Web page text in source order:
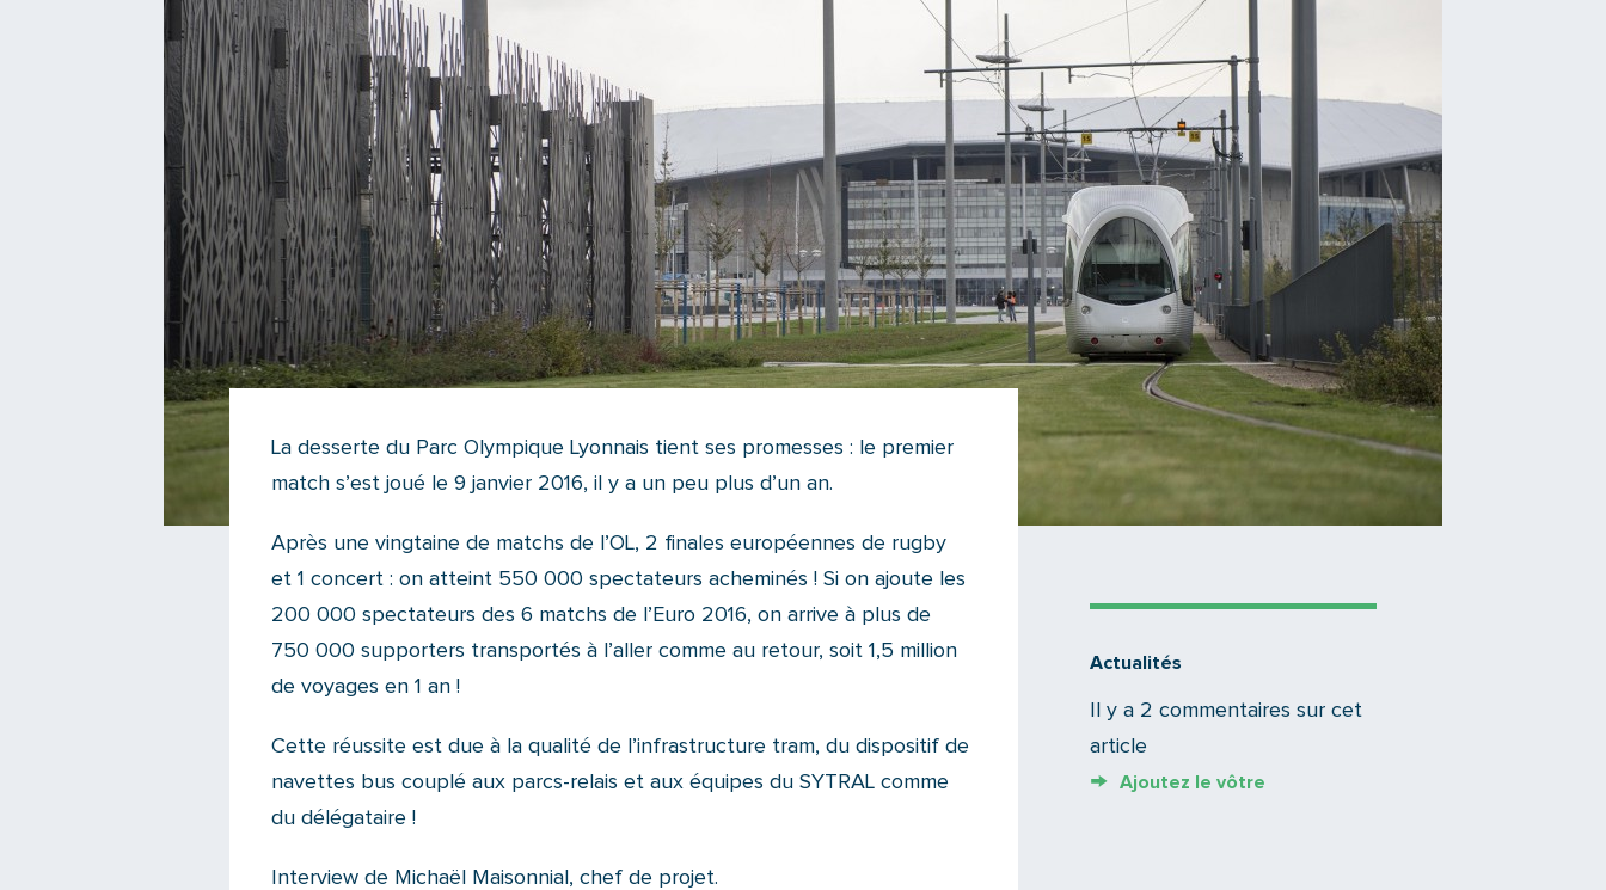
Actualités
Il y a 2 commentaires sur cet
article
Ajoutez le vôtre
La desserte du Parc Olympique Lyonnais tient ses promesses : le premier
match s’est joué le 9 janvier 2016, il y a un peu plus d’un an.
Après une vingtaine de matchs de l’OL, 2 finales européennes de rugby
et 1 concert : on atteint 550 000 spectateurs acheminés ! Si on ajoute les
200 000 spectateurs des 6 matchs de l’Euro 2016, on arrive à plus de
750 000 supporters transportés à l’aller comme au retour, soit 1,5 million
de voyages en 1 an !
Cette réussite est due à la qualité de l’infrastructure tram, du dispositif de
navettes bus couplé aux parcs-relais et aux équipes du SYTRAL comme
du délégataire !
Interview de Michaël Maisonnial, chef de projet.